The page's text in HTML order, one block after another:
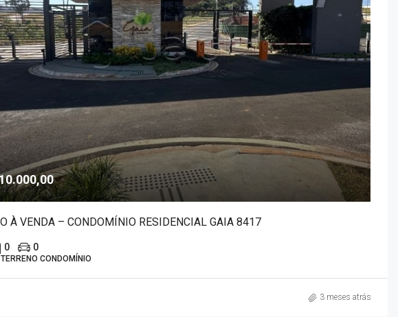
À VENDA – CONDOMÍNIO RESIDENCIAL GAIA 8417
0 0
CONDOMÍNIO
3 meses atrás